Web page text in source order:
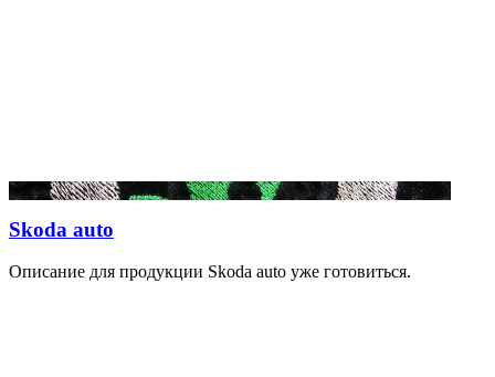
Skoda auto
Описание для продукции Skoda auto уже готовиться.